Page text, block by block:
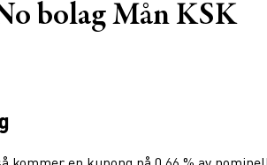
bolag Mån KSK